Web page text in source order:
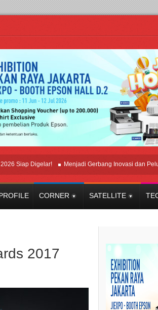
Digelar! Menjadi Gerbang Inovasi dan Peluang
CORNER SATELLITE
2017